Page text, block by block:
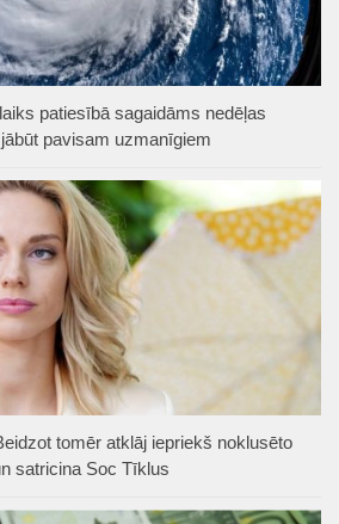
patiesībā sagaidāms nedēļas
pavisam uzmanīgiem
tomēr atklāj iepriekš noklusēto
satricina Soc Tīklus